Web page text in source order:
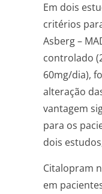
Em dois
critérios
Asberg –
controlado
60mg/dia),
alteração
vantagem
para os
dois
Citalopram
em